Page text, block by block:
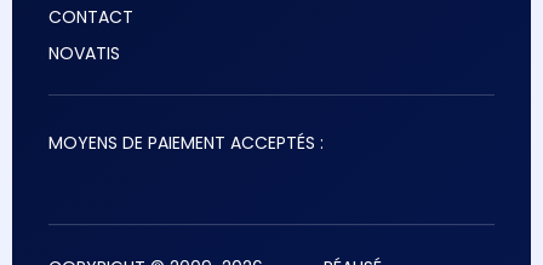
CONTACT
NOVATIS
MOYENS DE PAIEMENT ACCEPTÉS :